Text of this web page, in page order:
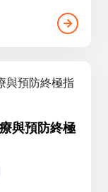
與預防終極